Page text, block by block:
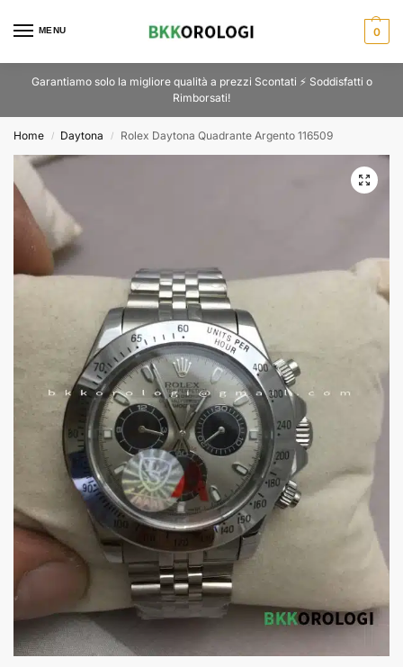
MENU 0
Garantiamo solo la migliore qualità a prezzi Scontati ⚡ Soddisfatti o
Rimborsati!
Home / Daytona / Rolex Daytona Quadrante Argento 116509